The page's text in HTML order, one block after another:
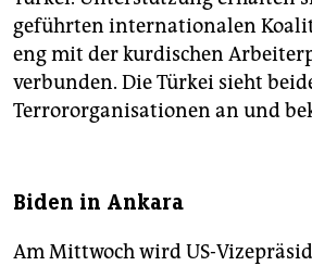
geführten internationalen
eng mit der kurdischen
verbunden. Die Türkei sieht
Terrororganisationen an und
Biden in Ankara
Am Mittwoch wird US-